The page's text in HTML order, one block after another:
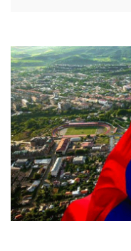
այցելելուց․
06.08.2026 20:30
ՌԴ–ն ՀՀ–ից
կառավարման
ստացել. Օվերչուկ
06.08.2026 19:03
Հայաստանյայց